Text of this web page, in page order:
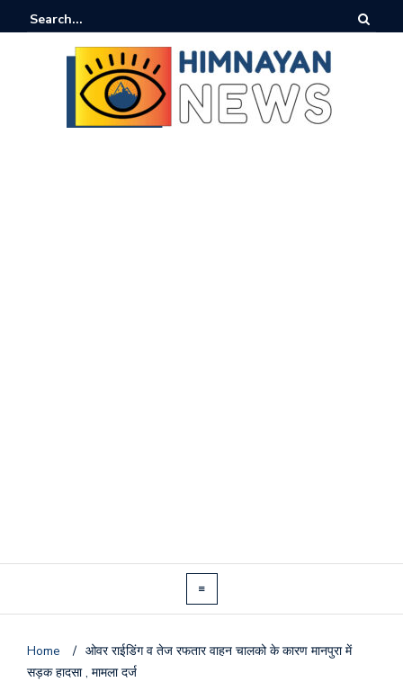
Home / ओवर राईडिंग व तेज रफतार वाहन चालको के कारण मानपुरा में
सड़क हादसा , मामला दर्ज